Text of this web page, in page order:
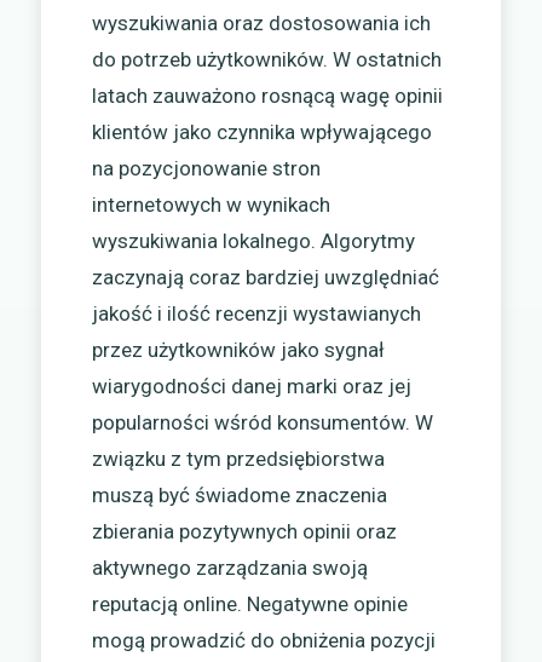
wyszukiwania oraz dostosowania ich
do potrzeb użytkowników. W ostatnich
latach zauważono rosnącą wagę opinii
klientów jako czynnika wpływającego
na pozycjonowanie stron
internetowych w wynikach
wyszukiwania lokalnego. Algorytmy
zaczynają coraz bardziej uwzględniać
jakość i ilość recenzji wystawianych
przez użytkowników jako sygnał
wiarygodności danej marki oraz jej
popularności wśród konsumentów. W
związku z tym przedsiębiorstwa
muszą być świadome znaczenia
zbierania pozytywnych opinii oraz
aktywnego zarządzania swoją
reputacją online. Negatywne opinie
mogą prowadzić do obniżenia pozycji